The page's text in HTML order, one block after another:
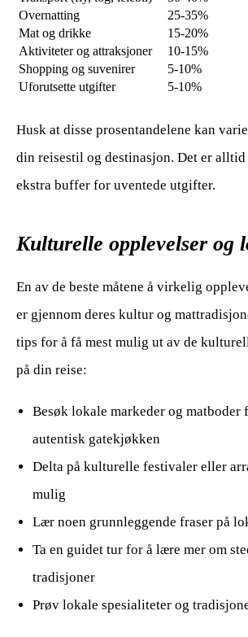
Overnatting
25-35%
Mat og drikke
15-20%
Aktiviteter og attraksjoner
10-15%
Shopping og suvenirer
5-10%
Uforutsette utgifter
5-10%
Husk at disse prosentandelene kan
din reisestil og destinasjon. Det er
ekstra buffer for uventede utgifter.
Kulturelle opplevelser og
En av de beste måtene å virkelig
er gjennom deres kultur og
tips for å få mest mulig ut av de
på din reise:
Besøk lokale markeder og matboder
autentisk gatekjøkken
Delta på kulturelle festivaler eller
mulig
Lær noen grunnleggende fraser på
Ta en guidet tur for å lære mer om
tradisjoner
Prøv lokale spesialiteter og